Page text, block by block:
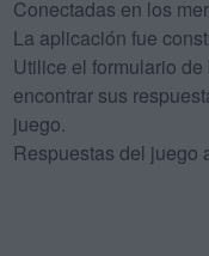
Conectadas en los
La aplicación fue
Utilice el formulario
encontrar sus
juego.
Respuestas del juego